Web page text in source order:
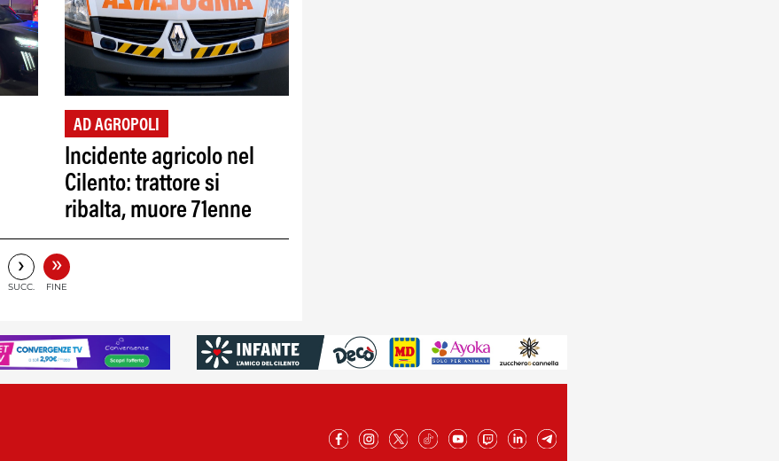
AD AGROPOLI
Incidente agricolo nel
Cilento: trattore si
ribalta, muore 71enne
›
SUCC.
»
FINE